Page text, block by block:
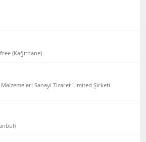
(Kağıthane)
Sanayi Ticaret Limited Şirketi